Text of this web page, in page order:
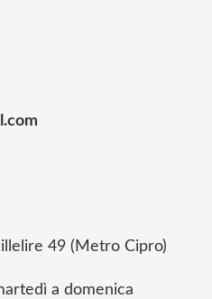
49 (Metro Cipro)
a domenica